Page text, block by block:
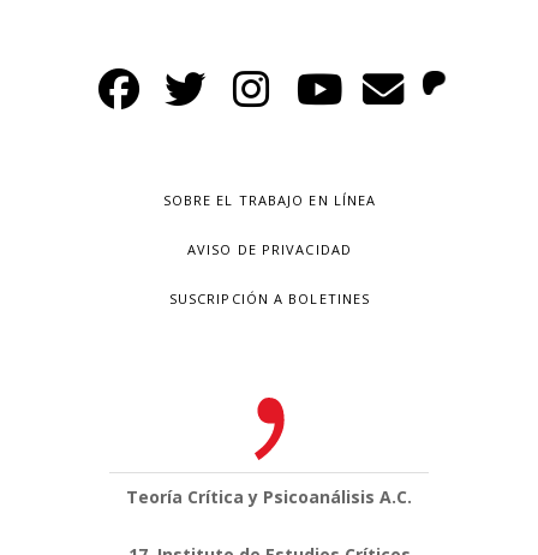
SOBRE EL TRABAJO EN LÍNEA
AVISO DE PRIVACIDAD
SUSCRIPCIÓN A BOLETINES
Teoría Crítica y Psicoanálisis A.C.